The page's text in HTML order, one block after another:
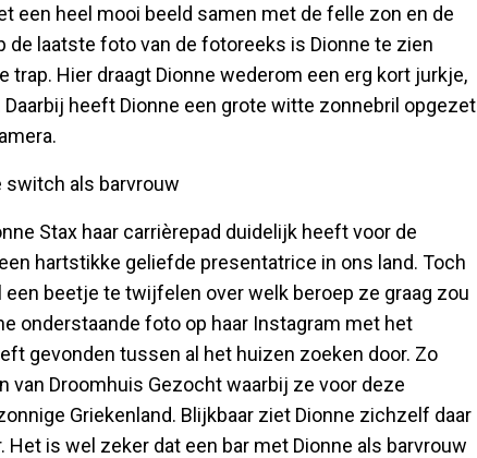
een heel mooi beeld samen met de felle zon en de
de laatste foto van de fotoreeks is Dionne te zien
Hier draagt Dionne wederom een erg kort jurkje,
heeft Dionne een grote witte zonnebril opgezet
switch als barvrouw
Stax haar carrièrepad duidelijk heeft voor de
hartstikke geliefde presentatrice in ons land. Toch
beetje te twijfelen over welk beroep ze graag zou
onderstaande foto op haar Instagram met het
gevonden tussen al het huizen zoeken door. Zo
van Droomhuis Gezocht waarbij ze voor deze
Griekenland. Blijkbaar ziet Dionne zichzelf daar
Het is wel zeker dat een bar met Dionne als barvrouw